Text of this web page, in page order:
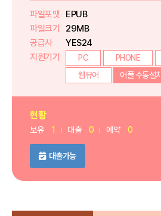
파일포맷
EPUB
파일크기
29MB
공급사
YES24
지원기기
PC PHONE
웹뷰어
어플 수동설치
현황
보유 1 대출 0 예약 0
대출가능